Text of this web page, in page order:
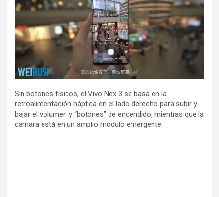
Sin botones físicos, el Vivo Nex 3 se basa en la
retroalimentación háptica en el lado derecho para subir y
bajar el volumen y “botones” de encendido, mientras que la
cámara está en un amplio módulo emergente.